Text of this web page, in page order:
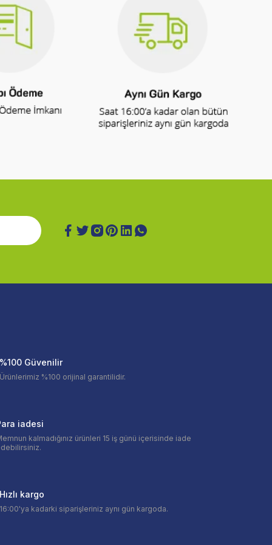
%100 Güvenilir
Ürünlerimiz %100 orijinal garantilidir.
iadesi
kalmadığınız ürünleri 15 iş günü içerisinde iade
Hızlı kargo
16:00'ya kadarki siparişleriniz aynı gün kargoda.